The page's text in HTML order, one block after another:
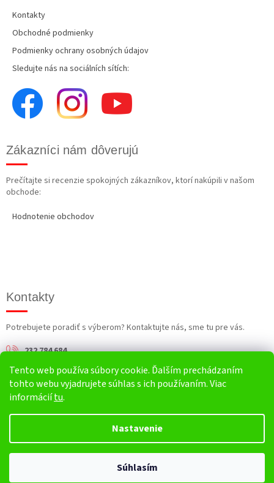
Tento web používa súbory cookie. Ďalším prechádzaním
tohto webu vyjadrujete súhlas s ich používaním. Viac
informáciítu.
Nastavenie
Súhlasím
Kontakty
Obchodné podmienky
Podmienky ochrany osobných údajov
Sledujte nás na sociálních sítích:
Zákazníci nám dôverujú
Prečítajte si recenzie spokojných zákazníkov, ktorí nakúpili v našom
obchode:
Hodnotenie obchodov
Kontakty
Potrebujete poradiť s výberom? Kontaktujte nás, sme tu pre vás.
232 784 684
info@harv.sk
HARV.sk. Všetky práva vyhradené.